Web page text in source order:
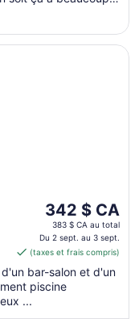
nous
Le
prix
est
de 342 $ CA
par
nuit
342 $ CA
383 $ CA au total
Du 2 sept. au 3 sept.
(taxes et frais compris)
bar-salon et d'un
piscine
...